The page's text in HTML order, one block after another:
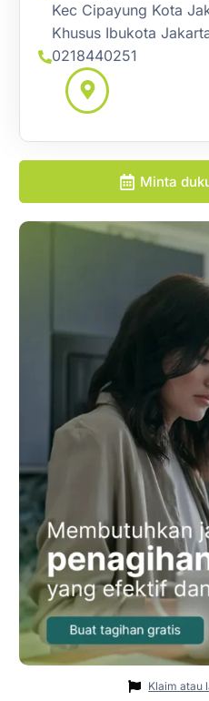
Kec Cipayung Kota
Khusus Ibukota
0218440251
Minta
Klaim atau